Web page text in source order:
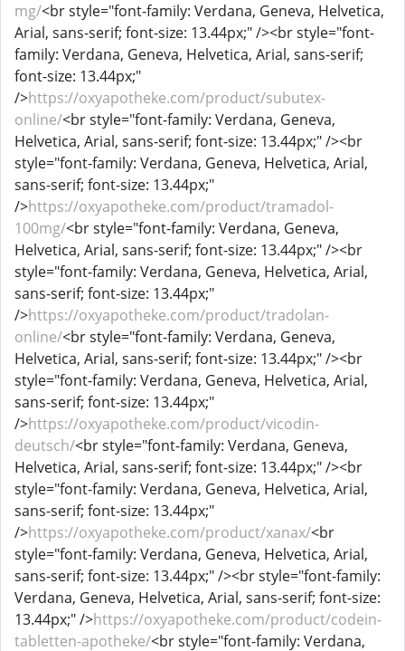
mg/<br style="font-family: Verdana, Geneva, Helvetica,
Arial, sans-serif; font-size: 13.44px;" /><br style="font-
family: Verdana, Geneva, Helvetica, Arial, sans-serif;
font-size: 13.44px;"
/>https://oxyapotheke.com/product/subutex-
online/<br style="font-family: Verdana, Geneva,
Helvetica, Arial, sans-serif; font-size: 13.44px;" /><br
style="font-family: Verdana, Geneva, Helvetica, Arial,
sans-serif; font-size: 13.44px;"
/>https://oxyapotheke.com/product/tramadol-
100mg/<br style="font-family: Verdana, Geneva,
Helvetica, Arial, sans-serif; font-size: 13.44px;" /><br
style="font-family: Verdana, Geneva, Helvetica, Arial,
sans-serif; font-size: 13.44px;"
/>https://oxyapotheke.com/product/tradolan-
online/<br style="font-family: Verdana, Geneva,
Helvetica, Arial, sans-serif; font-size: 13.44px;" /><br
style="font-family: Verdana, Geneva, Helvetica, Arial,
sans-serif; font-size: 13.44px;"
/>https://oxyapotheke.com/product/vicodin-
deutsch/<br style="font-family: Verdana, Geneva,
Helvetica, Arial, sans-serif; font-size: 13.44px;" /><br
style="font-family: Verdana, Geneva, Helvetica, Arial,
sans-serif; font-size: 13.44px;"
/>https://oxyapotheke.com/product/xanax/<br
style="font-family: Verdana, Geneva, Helvetica, Arial,
sans-serif; font-size: 13.44px;" /><br style="font-family:
Verdana, Geneva, Helvetica, Arial, sans-serif; font-size:
13.44px;" />https://oxyapotheke.com/product/codein-
tabletten-apotheke/<br style="font-family: Verdana,